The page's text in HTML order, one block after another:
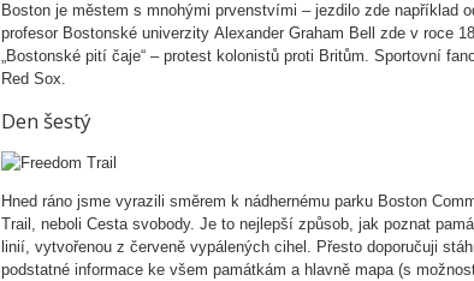
Boston je městem s mnohými prvenstvími – jezdilo zde například
profesor Bostonské univerzity Alexander Graham Bell zde v roce
„Bostonské pití čaje“ – protest kolonistů proti Britům. Sportovní
Red Sox.
Den šestý
Hned ráno jsme vyrazili směrem k nádhernému parku Boston
Trail, neboli Cesta svobody. Je to nejlepší způsob, jak poznat
linií, vytvořenou z červeně vypálených cihel. Přesto doporučuji
podstatné informace ke všem památkám a hlavně mapa (s